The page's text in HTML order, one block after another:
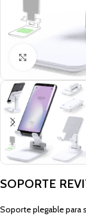
SOPORTE
Soporte plegable para